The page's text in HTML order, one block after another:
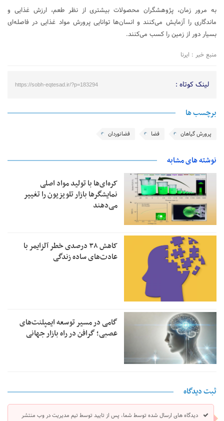
به مرور زمان، پژوهشگران محصولات بیشتری از نظر طعم، ارزش غذایی و
ماندگاری را آزمایش می‌کنند و انسان‌ها توانایی پرورش مواد غذایی در فاصله‌ای
بسیار دور از زمین را کسب می‌کنند.
منبع خبر : ایرنا
لینک کوتاه : https://sobh-eqtesad.ir/?p=183294
برچسب ها
پرورش گیاهان فضا فضانوردان
نوشته های مشابه
کره‌ای‌ها با تولید مواد اصلی
نمایشگرها بازار تلویزیون را تغییر
می‌دهند
کاهش ۳۸ درصدی خطر آلزایمر با
عادت‌های ساده زندگی
گامی در مسیر توسعه ایمپلنت‌های
عصبی؛ گرافن در راه بازار جهانی
ثبت دیدگاه
دیدگاه های ارسال شده توسط شما، پس از تایید توسط تیم مدیریت در وب منتشر